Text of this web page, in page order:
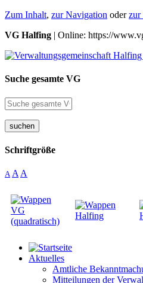
Zum Inhalt, zur Navigation oderzur
VG Halfing | Online: https://
Suche gesamte VG
suchen
Schriftgröße
A A A
Aktuelles
Amtliche
Mitteilungen der